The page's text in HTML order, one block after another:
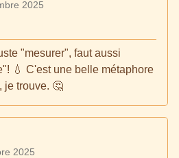
2025
"mesurer", faut aussi
💧 C'est une belle métaphore
je trouve. 🤔
2025